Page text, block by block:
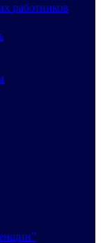
работников